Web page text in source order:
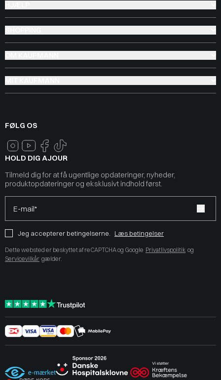
FØLG OS
HOLD DIG AJOUR
Tilmeld dig for at få ugentlige opdateringer, nyheder,
produktopdateringer og eksklusivt indhold først.
E-mail*
Jeg accepterer betingelserne. Læs betingelser
Dette websted er beskyttet af reCAPTCHA og Google Privatlivspolitik og
Servicevilkår gælder.